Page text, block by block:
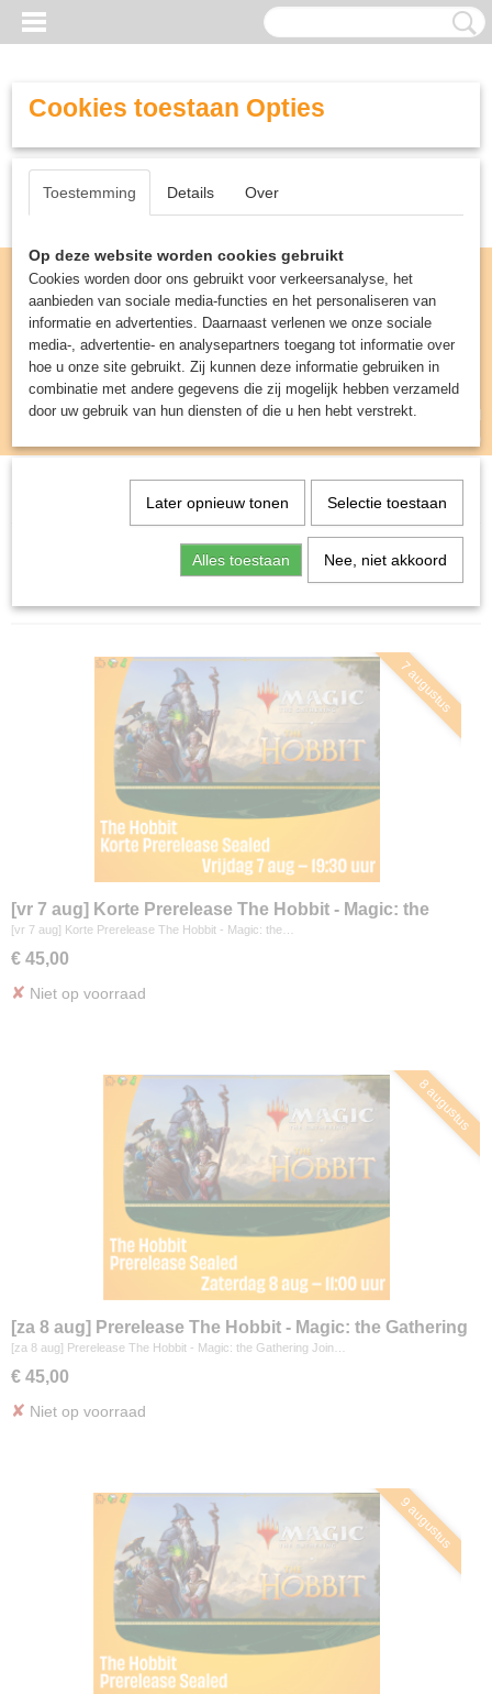
Inloggen Registreren
UW WINKELWAGEN
(0)
7 augustus
[vr 7 aug] Korte Prerelease The Hobbit - Magic: the
Gathering
[vr 7 aug] Korte Prerelease The Hobbit - Magic: the…
€ 45,00
✘ Niet op voorraad
8 augustus
[za 8 aug] Prerelease The Hobbit - Magic: the Gathering
[za 8 aug] Prerelease The Hobbit - Magic: the Gathering Join…
€ 45,00
✘ Niet op voorraad
9 augustus
Cookies toestaan Opties
Toestemming Details Over
Op deze website worden cookies gebruikt
Cookies worden door ons gebruikt voor verkeersanalyse, het
aanbieden van sociale media-functies en het personaliseren van
informatie en advertenties. Daarnaast verlenen we onze sociale
media-, advertentie- en analysepartners toegang tot informatie over
hoe u onze site gebruikt. Zij kunnen deze informatie gebruiken in
combinatie met andere gegevens die zij mogelijk hebben verzameld
door uw gebruik van hun diensten of die u hen hebt verstrekt.
Later opnieuw tonen Selectie toestaan
Alles toestaan Nee, niet akkoord